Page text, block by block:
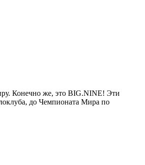
Конечно же, это BIG.NINE! Эти
до Чемпионата Мира по